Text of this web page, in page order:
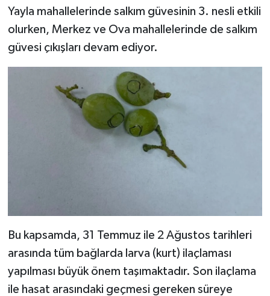
Yayla mahallelerinde salkım güvesinin 3. nesli etkili
olurken, Merkez ve Ova mahallelerinde de salkım
güvesi çıkışları devam ediyor.
Bu kapsamda, 31 Temmuz ile 2 Ağustos tarihleri
arasında tüm bağlarda larva (kurt) ilaçlaması
yapılması büyük önem taşımaktadır. Son ilaçlama
ile hasat arasındaki geçmesi gereken süreye